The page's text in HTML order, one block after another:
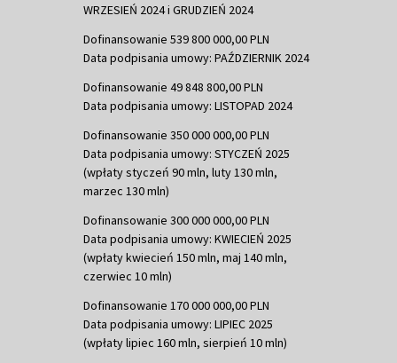
WRZESIEŃ 2024 i GRUDZIEŃ 2024
Dofinansowanie 539 800 000,00 PLN
Data podpisania umowy: PAŹDZIERNIK 2024
Dofinansowanie 49 848 800,00 PLN
Data podpisania umowy: LISTOPAD 2024
Dofinansowanie 350 000 000,00 PLN
Data podpisania umowy: STYCZEŃ 2025
(wpłaty styczeń 90 mln, luty 130 mln,
marzec 130 mln)
Dofinansowanie 300 000 000,00 PLN
Data podpisania umowy: KWIECIEŃ 2025
(wpłaty kwiecień 150 mln, maj 140 mln,
czerwiec 10 mln)
Dofinansowanie 170 000 000,00 PLN
Data podpisania umowy: LIPIEC 2025
(wpłaty lipiec 160 mln, sierpień 10 mln)